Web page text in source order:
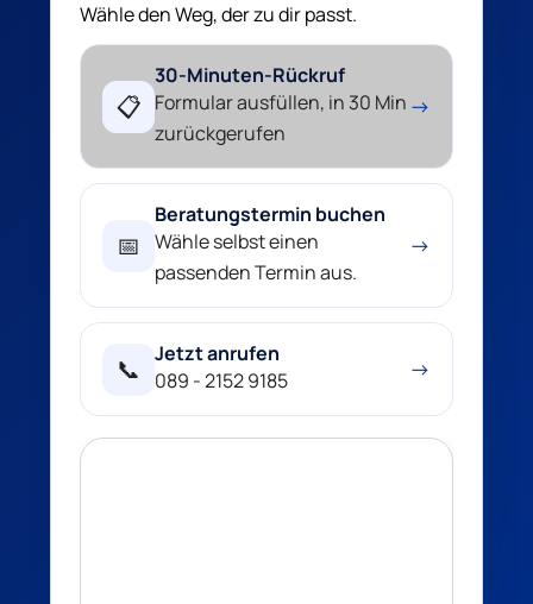
Wähle den Weg, der zu dir passt.
📋
30-Minuten-Rückruf
Formular ausfüllen, in 30 Min
zurückgerufen
→
📅
Beratungstermin buchen
Wähle selbst einen
passenden Termin aus.
→
📞
Jetzt anrufen
089 - 2152 9185
→